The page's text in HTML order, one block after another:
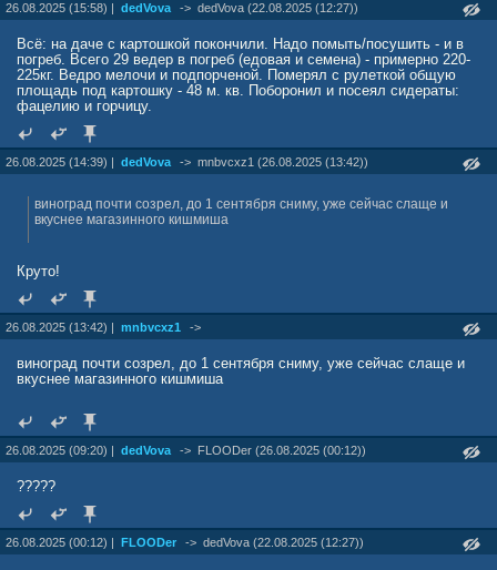
26.08.2025 (15:58) | dedVova -> dedVova (22.08.2025 (12:27))
Всё: на даче с картошкой покончили. Надо помыть/посушить - и в
погреб. Всего 29 ведер в погреб (едовая и семена) - примерно 220-
225кг. Ведро мелочи и подпорченой. Померял с рулеткой общую
площадь под картошку - 48 м. кв. Поборонил и посеял сидераты:
фацелию и горчицу.
26.08.2025 (14:39) | dedVova -> mnbvcxz1 (26.08.2025 (13:42))
виноград почти созрел, до 1 сентября сниму, уже сейчас слаще и
вкуснее магазинного кишмиша
Круто!
26.08.2025 (13:42) | mnbvcxz1 ->
виноград почти созрел, до 1 сентября сниму, уже сейчас слаще и
вкуснее магазинного кишмиша
26.08.2025 (09:20) | dedVova -> FLOODer (26.08.2025 (00:12))
?????
26.08.2025 (00:12) | FLOODer -> dedVova (22.08.2025 (12:27))